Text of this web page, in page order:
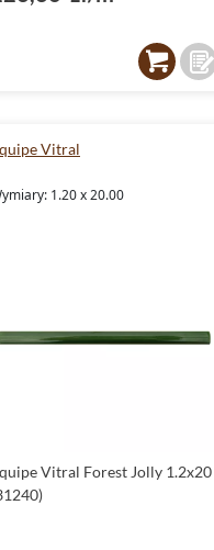
Vitral
1.20 x 20.00
Vitral Forest Jolly 1.2x20